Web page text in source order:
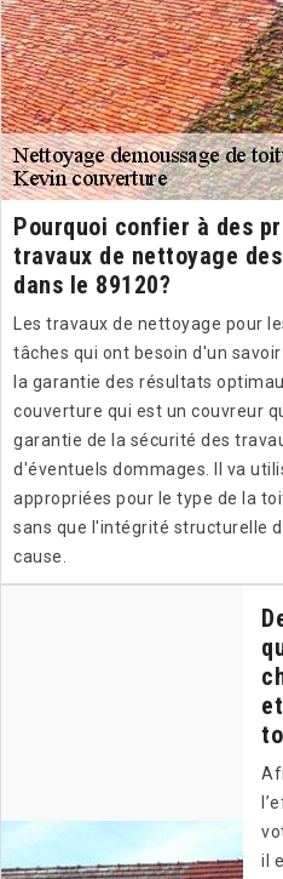
Pourquoi confier à des
travaux de nettoyage
dans le 89120?
Les travaux de nettoyage pour
tâches qui ont besoin d'un
la garantie des résultats
couverture qui est un couvreur
garantie de la sécurité des
d'éventuels dommages. Il va
appropriées pour le type de la
sans que l'intégrité structurelle
cause.
il